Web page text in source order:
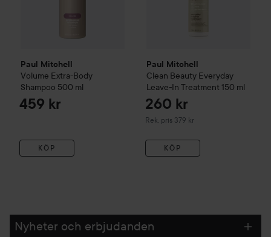
Paul Mitchell
Volume Extra-Body
Shampoo 500 ml
459 kr
KÖP
Paul Mitchell
Clean Beauty Everyday
Leave-In Treatment 150 ml
260 kr
Rek. pris 379 kr
Rekommenderat pris 379 kr
KÖP
Nyheter och erbjudanden